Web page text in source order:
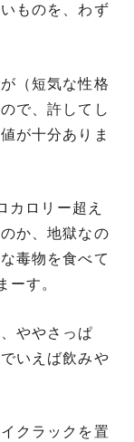
ものを、わず
（短気な性格
で、許してし
が十分ありま
カロリー超え
か、地獄なの
毒物を食べて
す。
ややさっぱ
いえば飲みや
クラックを置